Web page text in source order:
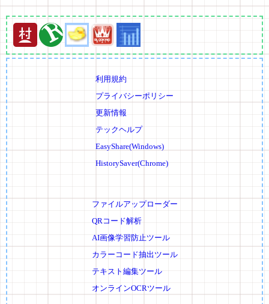
利用規約
プライバシーポリシー
更新情報
テックヘルプ
EasyShare(Windows)
HistorySaver(Chrome)
ファイルアップローダー
QRコード解析
AI画像学習防止ツール
カラーコード抽出ツール
テキスト編集ツール
オンラインOCRツール